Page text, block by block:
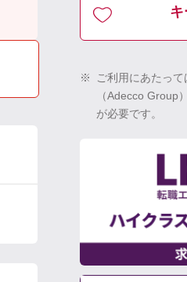
キ
※
ご利用にあたっ
（Adecco Group
が必要です。